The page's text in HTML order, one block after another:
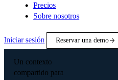
Precios
Sobre nosotros
Iniciar sesión Reservar una demo
Un contexto
compartido para